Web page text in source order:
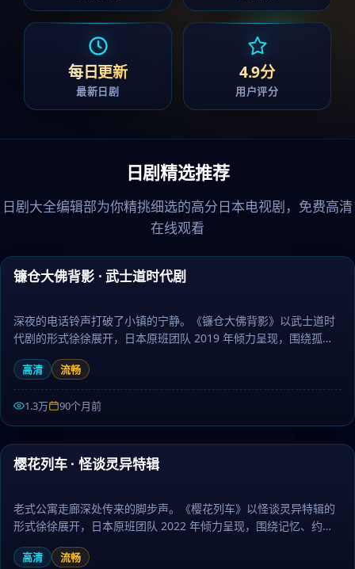
每日更新
最新日剧
4.9分
用户评分
日剧精选推荐
日剧大全编辑部为你精挑细选的高分日本电视剧，免费高清
在线观看
精选
镰仓大佛背影 · 武士道时代剧
深夜的电话铃声打破了小镇的宁静。《镰仓大佛背影》以武士道时
代剧的形式徐徐展开，日本原班团队 2019 年倾力呈现，围绕孤
独、陪伴与勇气层层推进，作为战争题材，故事走向出人意料、结
局动人。日剧大全提供高清完整版日本电视剧免费在线观看。
高清 流畅
1.3万 90个月前
精选
54:16
樱花列车 · 怪谈灵异特辑
老式公寓走廊深处传来的脚步声。《樱花列车》以怪谈灵异特辑的
形式徐徐展开，日本原班团队 2022 年倾力呈现，围绕记忆、约定
大全提供高清完整版日本电视剧免费在线观看。
高清 流畅